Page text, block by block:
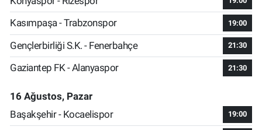
Kasımpaşa - Trabzonspor 19:00
Gençlerbirliği S.K. - Fenerbahçe 21:30
Gaziantep FK - Alanyaspor 21:30
16 Ağustos, Pazar
Başakşehir - Kocaelispor
19:00